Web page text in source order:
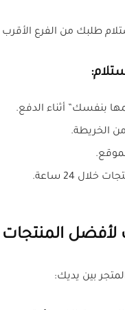
طلبك من الفرع
بنفسك” أثناء الدفع.
الخريطة.
خلال 24 ساعة.
لأفضل
بين يديك: